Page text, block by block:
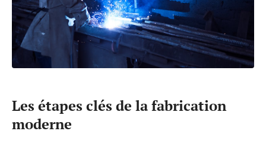
Les étapes clés de la fabrication
moderne